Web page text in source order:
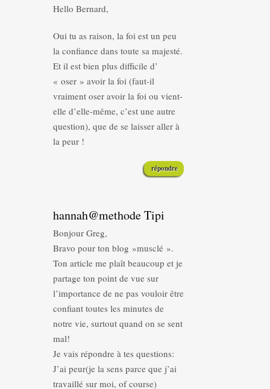
Hello Bernard,
Oui tu as raison, la foi est un peu
la confiance dans toute sa majesté.
Et il est bien plus difficile d’
« oser » avoir la foi (faut-il
vraiment oser avoir la foi ou vient-
elle d’elle-même, c’est une autre
question), que de se laisser aller à
la peur !
répondre
hannah@methode Tipi
Bonjour Greg,
Bravo pour ton blog »musclé ».
Ton article me plaît beaucoup et je
partage ton point de vue sur
l’importance de ne pas vouloir être
confiant toutes les minutes de
notre vie, surtout quand on se sent
mal!
Je vais répondre à tes questions:
J’ai peur(je la sens parce que j’ai
travaillé sur moi, of course)